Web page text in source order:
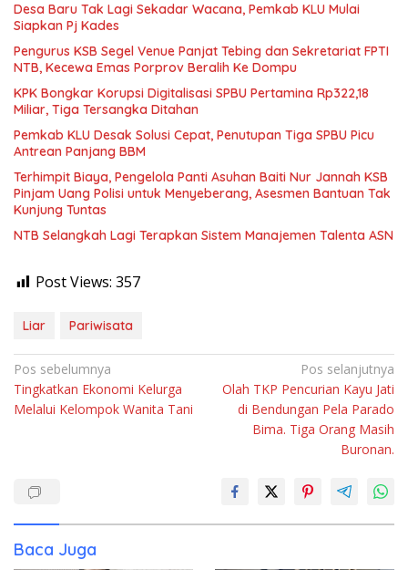
Desa Baru Tak Lagi Sekadar Wacana, Pemkab KLU Mulai
Siapkan Pj Kades
Pengurus KSB Segel Venue Panjat Tebing dan Sekretariat FPTI
NTB, Kecewa Emas Porprov Beralih Ke Dompu
KPK Bongkar Korupsi Digitalisasi SPBU Pertamina Rp322,18
Miliar, Tiga Tersangka Ditahan
Pemkab KLU Desak Solusi Cepat, Penutupan Tiga SPBU Picu
Antrean Panjang BBM
Terhimpit Biaya, Pengelola Panti Asuhan Baiti Nur Jannah KSB
Pinjam Uang Polisi untuk Menyeberang, Asesmen Bantuan Tak
Kunjung Tuntas
NTB Selangkah Lagi Terapkan Sistem Manajemen Talenta ASN
Post Views: 357
Liar Pariwisata
Navigasi
pos
Pos sebelumnya
Tingkatkan Ekonomi Kelurga
Melalui Kelompok Wanita Tani
Pos selanjutnya
Olah TKP Pencurian Kayu Jati
di Bendungan Pela Parado
Bima. Tiga Orang Masih
Buronan.
Baca Juga